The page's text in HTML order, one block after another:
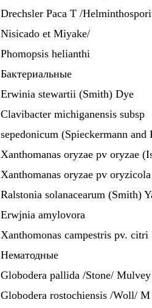
Drechsler Раса T /
Nisicado et Miyake/
Phomopsis helianthi
Бактериальные
Erwinia stewartii (Smith) Dye
Clavibacter michiganensis subsp
sepedonicum (Spieckermann
Xanthomanas oryzae pv oryzae
Xanthomanas oryzae pv
Ralstonia solanacearum (Smith)
Erwjnia amylovora
Xanthomonas campestris pv. citri
Нематодные
Globodera pallida /Stone/
Globodera rostochiensis /Woll/